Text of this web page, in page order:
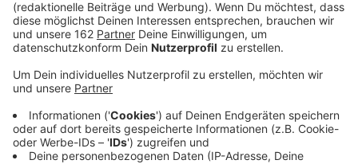
Veröffentlicht:Freitag, 24.04.2020 13:53
In Rheinberg haben einige Gastro-Betriebe heute am
Großen Markt leere Stühle aufgestellt. Damit wollen
Gastronomen auf ihre Probleme in der Corona-Krise